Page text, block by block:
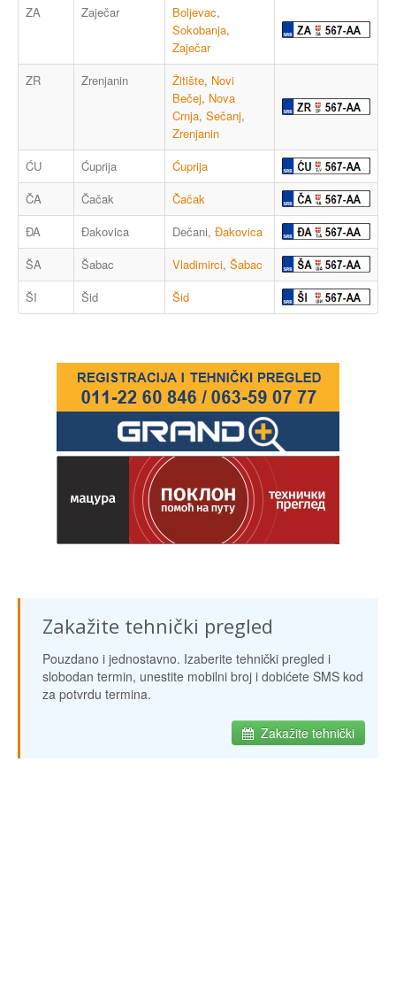
ZA Zaječar Boljevac,
Sokobanja,
Zaječar
ZR
Zrenjanin Žitište, Novi
Bečej, Nova
Crnja, Sečanj,
Zrenjanin
ĆU
Ćuprija
Ćuprija
ČA
Čačak
Čačak
ĐA
Đakovica Dečani, Đakovica
ŠA
Šabac Vladimirci, Šabac
ŠI
Šid Šid
Zakažite tehnički pregled
Pouzdano i jednostavno. Izaberite tehnički pregled i
slobodan termin, unestite mobilni broj i dobićete SMS kod
za potvrdu termina.
Zakažite tehnički